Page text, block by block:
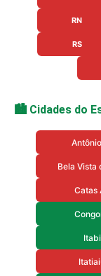
RN
RS
🏙️ Cidades do
Bela Vista
Catas